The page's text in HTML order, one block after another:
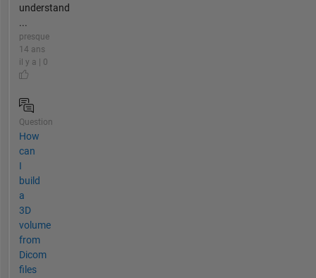
understand
...
presque
14 ans
il y a | 0
Question
How
can
I
build
a
3D
volume
from
Dicom
files